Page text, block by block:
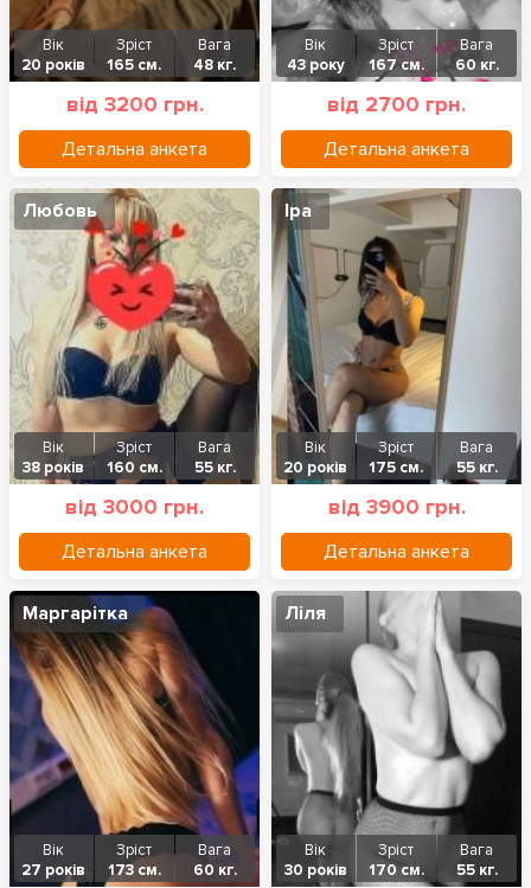
Вік
20 років
Зріст
165 см.
Вага
48 кг.
від 3200 грн.
Детальна анкета
Вік
43 року
Зріст
167 см.
Вага
60 кг.
від 2700 грн.
Детальна анкета
Любовь
Вік
38 років
Зріст
160 см.
Вага
55 кг.
від 3000 грн.
Детальна анкета
Іра
Вік
20 років
Зріст
175 см.
Вага
55 кг.
від 3900 грн.
Детальна анкета
Маргарітка
Вік
27 років
Зріст
173 см.
Вага
60 кг.
Ліля
Вік
30 років
Зріст
170 см.
Вага
55 кг.